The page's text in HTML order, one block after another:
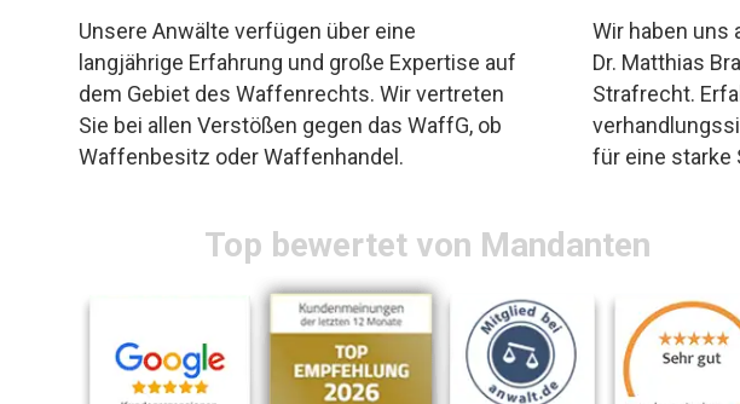
Unsere Anwälte verfügen über eine
langjährige Erfahrung und große Expertise auf
dem Gebiet des Waffenrechts. Wir vertreten
Sie bei allen Verstößen gegen das WaffG, ob
Waffenbesitz oder Waffenhandel.
Wir haben
Dr. Matthias
Strafrecht.
für eine starke
Top bewertet von Mandanten